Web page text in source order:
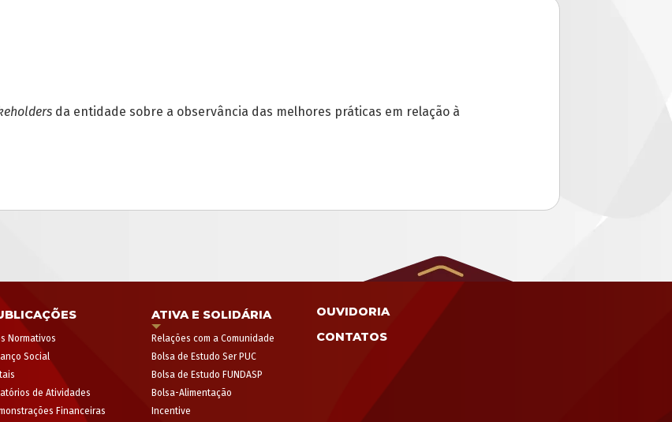
da entidade sobre a observância das melhores práticas em relação à
Normativos
Social
de Atividades
Financeiras
ATIVA E SOLIDÁRIA
Relações com a Comunidade
Bolsa de Estudo Ser PUC
Bolsa de Estudo FUNDASP
Bolsa-Alimentação
Incentive
OUVIDORIA
CONTATOS